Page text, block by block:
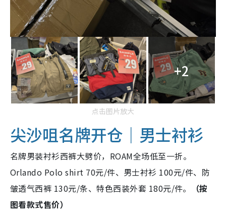
+2
点击图片放大
尖沙咀名牌开仓｜男士衬衫
名牌男装衬衫西裤大劈价，ROAM全场低至一折。
Orlando Polo shirt 70元/件、男士衬衫 100元/件、防
皱透气西裤 130元/条、特色西装外套 180元/件。
（按
图看款式售价）